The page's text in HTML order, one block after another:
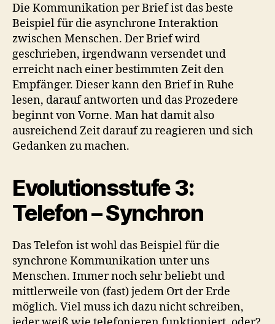
Die Kommunikation per Brief ist das beste
Beispiel für die asynchrone Interaktion
zwischen Menschen. Der Brief wird
geschrieben, irgendwann versendet und
erreicht nach einer bestimmten Zeit den
Empfänger. Dieser kann den Brief in Ruhe
lesen, darauf antworten und das Prozedere
beginnt von Vorne. Man hat damit also
ausreichend Zeit darauf zu reagieren und sich
Gedanken zu machen.
Evolutionsstufe 3:
Telefon – Synchron
Das Telefon ist wohl das Beispiel für die
synchrone Kommunikation unter uns
Menschen. Immer noch sehr beliebt und
mittlerweile von (fast) jedem Ort der Erde
möglich. Viel muss ich dazu nicht schreiben,